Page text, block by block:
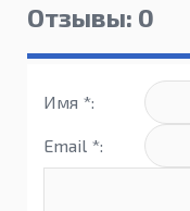
Отзывы: 0
Имя *:
Email *: